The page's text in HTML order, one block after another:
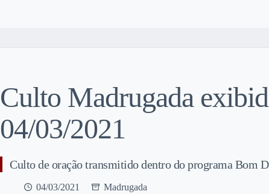
Culto Madrugada
04/03/2021
Culto de oração transmitido dentro do programa Bom
04/03/2021 Madrugada